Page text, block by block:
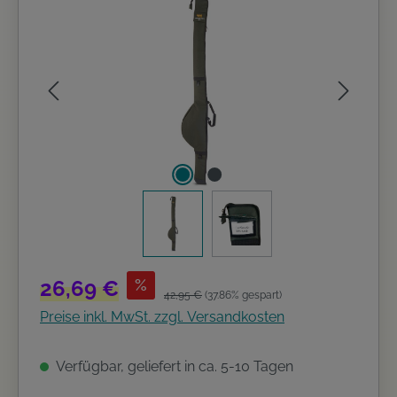
Verkaufspreis:
26,69 € % Regulärer Preis:
42,95 € (37.86% gespart)
Preise inkl. MwSt. zzgl. Versandkosten
Verfügbar, geliefert in ca. 5-10 Tagen